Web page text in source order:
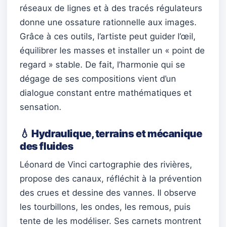
réseaux de lignes et à des tracés régulateurs
donne une ossature rationnelle aux images.
Grâce à ces outils, l’artiste peut guider l’œil,
équilibrer les masses et installer un « point de
regard » stable. De fait, l’harmonie qui se
dégage de ses compositions vient d’un
dialogue constant entre mathématiques et
sensation.
💧 Hydraulique, terrains et mécanique
des fluides
Léonard de Vinci cartographie des rivières,
propose des canaux, réfléchit à la prévention
des crues et dessine des vannes. Il observe
les tourbillons, les ondes, les remous, puis
tente de les modéliser. Ses carnets montrent